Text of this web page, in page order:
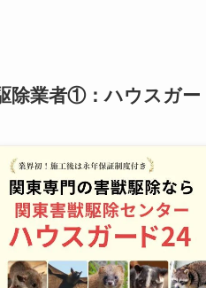
除業者①：ハウスガー